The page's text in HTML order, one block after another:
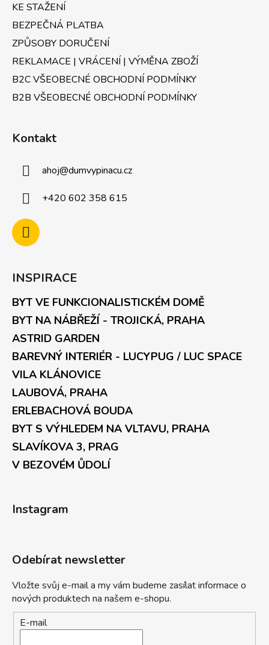
KE STAŽENÍ
BEZPEČNÁ PLATBA
ZPŮSOBY DORUČENÍ
REKLAMACE | VRÁCENÍ | VÝMĚNA ZBOŽÍ
B2C VŠEOBECNÉ OBCHODNÍ PODMÍNKY
B2B VŠEOBECNÉ OBCHODNÍ PODMÍNKY
Kontakt
ahoj@dumvypinacu.cz
+420 602 358 615
INSPIRACE
BYT VE FUNKCIONALISTICKÉM DOMĚ
BYT NA NÁBŘEŽÍ - TROJICKÁ, PRAHA
ASTRID GARDEN
BAREVNÝ INTERIÉR - LUCYPUG / LUC SPACE
VILA KLÁNOVICE
LAUBOVÁ, PRAHA
ERLEBACHOVÁ BOUDA
BYT S VÝHLEDEM NA VLTAVU, PRAHA
SLAVÍKOVA 3, PRAG
V BEZOVÉM ŮDOLÍ
Instagram
Odebírat newsletter
Vložte svůj e-mail a my vám budeme zasílat informace o
nových produktech na našem e-shopu.
E-mail